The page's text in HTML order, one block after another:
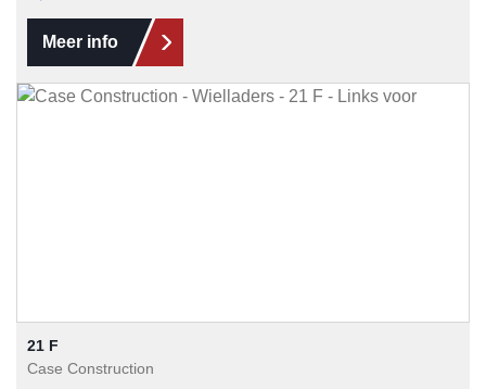
Meer info
21 F
Case Construction